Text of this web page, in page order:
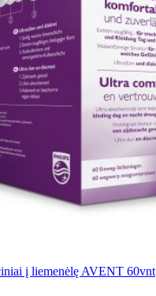
į liemenėlę AVENT 60vnt